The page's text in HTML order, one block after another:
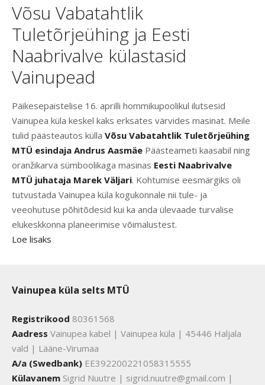
Võsu Vabatahtlik
Tuletõrjeühing ja Eesti
Naabrivalve külastasid
Vainupead
Päikesepaistelise 16. aprilli hommikupoolikul ilutsesid
Vainupea küla keskel kaks erksates värvides masinat. Meile
tulid päästeautos külla Võsu Vabatahtlik Tuletõrjeühing
MTÜ esindaja Andrus Aasmäe Päästeameti kaasabil ning
oranžikarva sümboolikaga masinas Eesti Naabrivalve
MTÜ juhataja Marek Väljari. Kohtumise eesmärgiks oli
tutvustada Vainupea küla kogukonnale nii tule- ja
veeohutuse põhitõdesid kui ka anda ülevaade turvalise
elukeskkonna planeerimise võimalustest.
Loe lisaks
Vainupea küla selts MTÜ
Registrikood 80361568
Aadress Vainupea kabel | Vainupea küla | 45446 Haljala
vald | Lääne-Virumaa
A/a (Swedbank) EE392200221058315555
Külavanem Sigrid Nuutre | sigrid.nuutre@gmail.com |